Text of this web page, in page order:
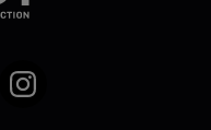
Instagram